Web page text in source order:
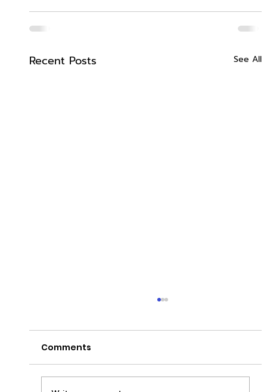
Recent Posts See All
Comments